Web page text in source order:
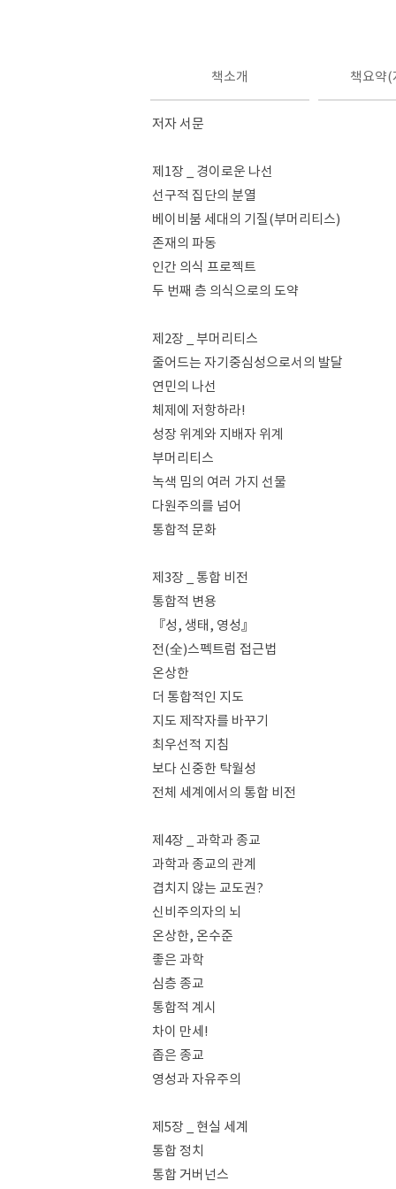
책소개 책요약(
저자 서문
제1장 _ 경이로운 나선
선구적 집단의 분열
베이비붐 세대의 기질(부머리티스)
존재의 파동
인간 의식 프로젝트
두 번째 층 의식으로의 도약
제2장 _ 부머리티스
줄어드는 자기중심성으로서의 발달
연민의 나선
체제에 저항하라!
성장 위계와 지배자 위계
부머리티스
녹색 밈의 여러 가지 선물
다원주의를 넘어
통합적 문화
제3장 _ 통합 비전
통합적 변용
『성, 생태, 영성』
전(全)스펙트럼 접근법
온상한
더 통합적인 지도
지도 제작자를 바꾸기
최우선적 지침
보다 신중한 탁월성
전체 세계에서의 통합 비전
제4장 _ 과학과 종교
과학과 종교의 관계
겹치지 않는 교도권?
신비주의자의 뇌
온상한, 온수준
좋은 과학
심층 종교
통합적 계시
차이 만세!
좁은 종교
영성과 자유주의
제5장 _ 현실 세계
통합 정치
통합 거버넌스